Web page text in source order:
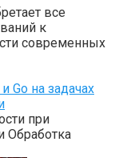
все
к
современных
Go на задачах
при
Обработка